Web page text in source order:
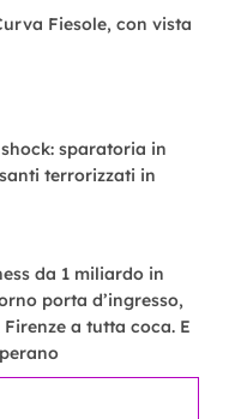
Fiesole, con vista
sparatoria in
terrorizzati in
da 1 miliardo in
porta d’ingresso,
Firenze a tutta coca. E